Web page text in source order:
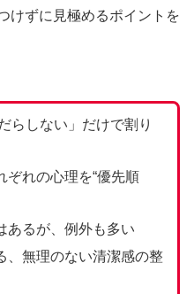
けずに見極めるポイントを
らしない」だけで割り
ぞれの心理を“優先順
あるが、例外も多い
、無理のない清潔感の整